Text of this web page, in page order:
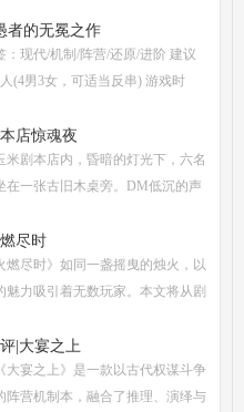
故事、情感细腻、偏好剧情还原的
梦
者的无冕之作
：现代/机制/阵营/还原/进阶 建议
(4男3女，可适当反串) 游戏时
辅 《撕裂2愚者的无冕之作》玩家
词： 机制
店惊魂夜
米剧本店内，昏暗的灯光下，六名
在一张古旧木桌旁。DM低沉的声
同经历一场永生难忘的惊魂夜...随
开，
尽时
燃尽时》如同一盏摇曳的烛火，以
魅力吸引着无数玩家。本文将从剧
评五大关键要素出发，全面解析这
迷
|大宴之上
大宴之上》是一款以古代权谋斗争
阵营机制本，融合了推理、演绎与